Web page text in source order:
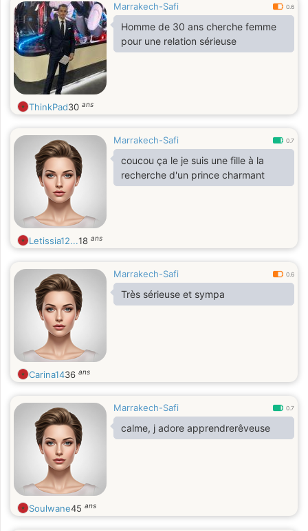
Marrakech-Safi 0.6
Homme de 30 ans cherche femme
pour une relation sérieuse
ThinkPad30 ans
Marrakech-Safi 0.7
coucou ça le je suis une fille à la
recherche d'un prince charmant
Letissia12...18 ans
Marrakech-Safi 0.6
Très sérieuse et sympa
Carina1436 ans
Marrakech-Safi 0.7
calme, j adore apprendrerêveuse
Soulwane45 ans